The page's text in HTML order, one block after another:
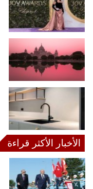
الأخبار الأكثر قراءة